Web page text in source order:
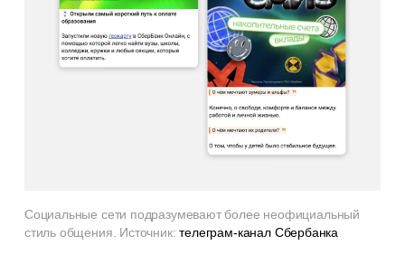
Социальные сети подразумевают более неофициальный
стиль общения. Источник:телеграм-канал Сбербанка